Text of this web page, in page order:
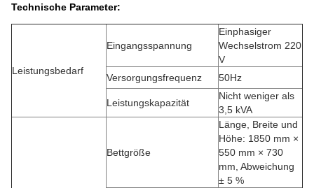
Technische Parameter:
Leistungsbedarf
Eingangsspannung
Einphasiger
Wechselstrom 220
V
Versorgungsfrequenz
50Hz
Leistungskapazität
Nicht weniger als
3,5 kVA
Bettgröße
Länge, Breite und
Höhe: 1850 mm ×
550 mm × 730
mm, Abweichung
± 5 %